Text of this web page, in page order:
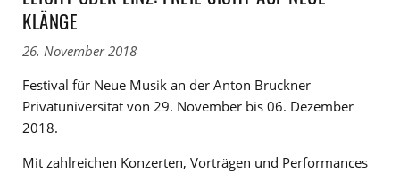
KLÄNGE
26. November 2018
Festival für Neue Musik an der Anton Bruckner
Privatuniversität von 29. November bis 06. Dezember
2018.
Mit zahlreichen Konzerten, Vorträgen und Performances